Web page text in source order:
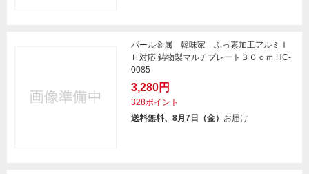
パール金属 韓味家 ふっ素加工アルミＩ
Ｈ対応 鋳物製マルチプレート３０ｃｍ HC-
0085
3,280円
328ポイント
送料無料、8月7日（金） お届け